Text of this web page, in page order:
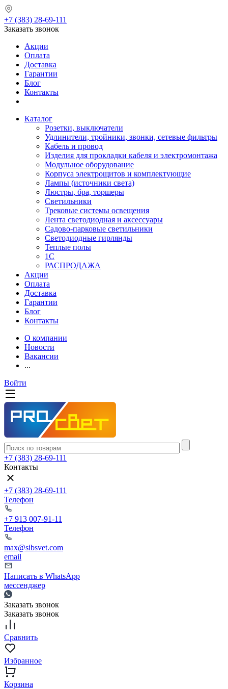
+7 (383) 28-69-111
Заказать звонок
Акции
Оплата
Доставка
Гарантии
Блог
Контакты
Каталог
Розетки, выключатели
Удлинители, тройники, звонки, сетевые фильтры
Кабель и провод
Изделия для прокладки кабеля и электромонтажа
Модульное оборудование
Корпуса электрощитов и комплектующие
Лампы (источники света)
Люстры, бра, торшеры
Светильники
Трековые системы освещения
Лента светодиодная и аксессуары
Садово-парковые светильники
Светодиодные гирлянды
Теплые полы
1С
РАСПРОДАЖА
Акции
Оплата
Доставка
Гарантии
Блог
Контакты
О компании
Новости
Вакансии
...
Войти
+7 (383) 28-69-111
Контакты
+7 (383) 28-69-111
Телефон
+7 913 007-91-11
Телефон
max@sibsvet.com
email
Написать в WhatsApp
мессенджер
Заказать звонок
Заказать звонок
Сравнить
Избранное
Корзина